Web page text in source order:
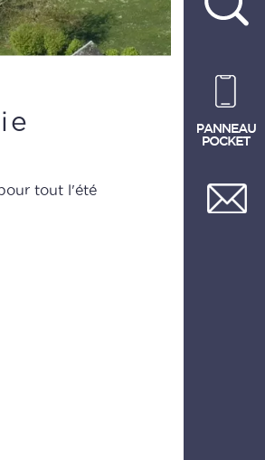
tout l'été